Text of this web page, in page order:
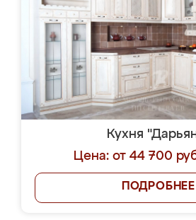
Кухня
Цена: от 44 700
ПОДРОБНЕЕ